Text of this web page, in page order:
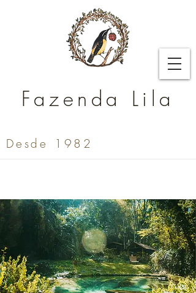
Fazenda Lila
Desde 1982